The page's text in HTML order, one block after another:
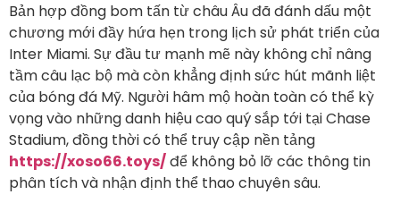
Bản hợp đồng bom tấn từ châu Âu đã đánh dấu một
chương mới đầy hứa hẹn trong lịch sử phát triển của
Inter Miami. Sự đầu tư mạnh mẽ này không chỉ nâng
tầm câu lạc bộ mà còn khẳng định sức hút mãnh liệt
của bóng đá Mỹ. Người hâm mộ hoàn toàn có thể kỳ
vọng vào những danh hiệu cao quý sắp tới tại Chase
Stadium, đồng thời có thể truy cập nền tảng
https://xoso66.toys/để không bỏ lỡ các thông tin
phân tích và nhận định thể thao chuyên sâu.